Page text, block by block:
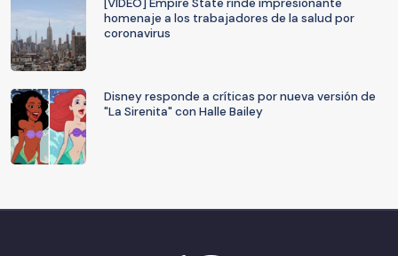
[VIDEO] Empire State rinde impresionante
homenaje a los trabajadores de la salud por
coronavirus
Disney responde a críticas por nueva versión de
"La Sirenita" con Halle Bailey